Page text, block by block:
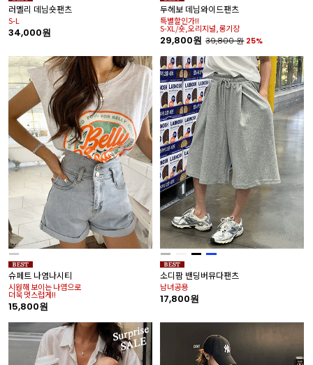
러멜리 데님숏팬츠
S-L
34,000원
두헤보 데님와이드팬츠
특별할인가!!
S-XL/숏,오리지널,롱기장
29,800원 39,800원 25%
슈페트 나염나시티
시원해 보이는 나염으로
더욱 멋스럽게!!
15,800원
소디팜 밴딩버뮤다팬츠
남녀공용
17,800원